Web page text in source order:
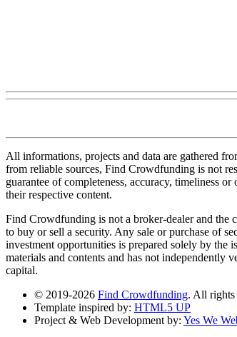
All informations, projects and data are gathered
from reliable sources, Find Crowdfunding is not
guarantee of completeness, accuracy, timeliness
their respective content.
Find Crowdfunding is not a broker-dealer and the
to buy or sell a security. Any sale or purchase of
investment opportunities is prepared solely by the
materials and contents and has not
capital.
© 2019-2026 Find Crowdfunding. All rights
Template inspired by: HTML5 UP
Project & Web Development by: Yes We